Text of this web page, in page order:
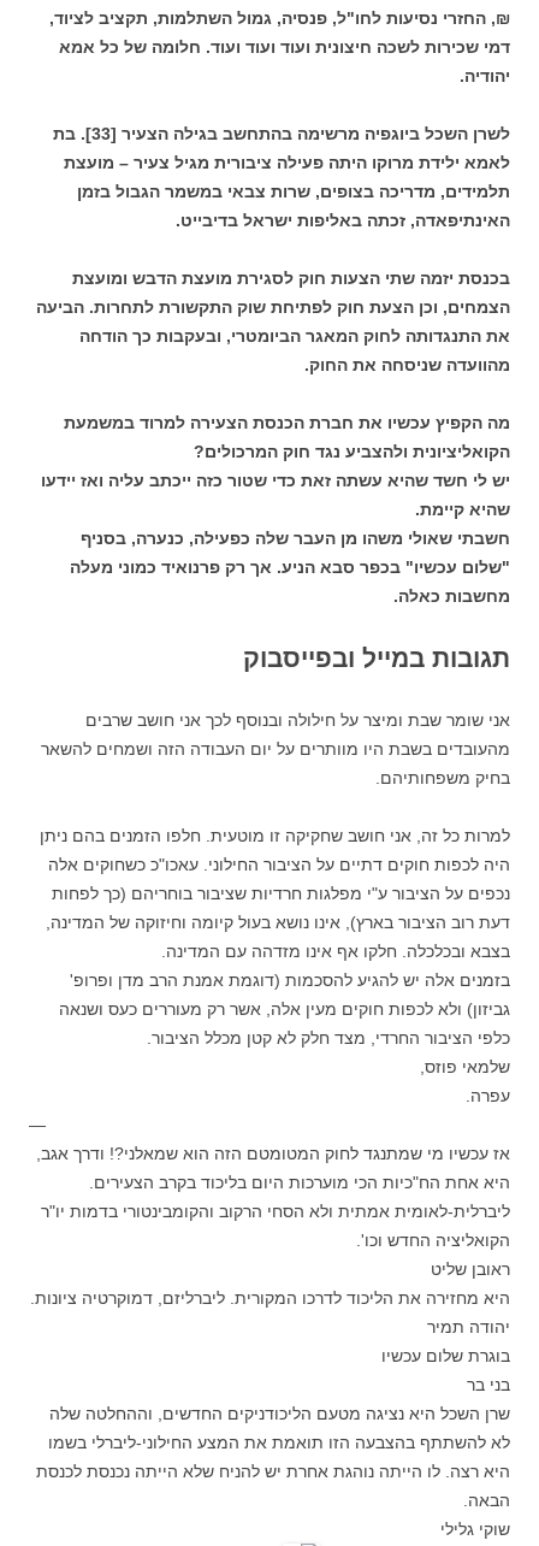
₪, החזרי נסיעות לחו"ל, פנסיה, גמול השתלמות, תקציב לציוד,
דמי שכירות לשכה חיצונית ועוד ועוד ועוד. חלומה של כל אמא
יהודיה.
לשרן השכל ביוגפיה מרשימה בהתחשב בגילה הצעיר [33]. בת
לאמא ילידת מרוקו היתה פעילה ציבורית מגיל צעיר – מועצת
תלמידים, מדריכה בצופים, שרות צבאי במשמר הגבול בזמן
האינתיפאדה, זכתה באליפות ישראל בדיבייט.
בכנסת יזמה שתי הצעות חוק לסגירת מועצת הדבש ומועצת
הצמחים, וכן הצעת חוק לפתיחת שוק התקשורת לתחרות. הביעה
את התנגדותה לחוק המאגר הביומטרי, ובעקבות כך הודחה
מהוועדה שניסחה את החוק.
מה הקפיץ עכשיו את חברת הכנסת הצעירה למרוד במשמעת
הקואליציונית ולהצביע נגד חוק המרכולים?
יש לי חשד שהיא עשתה זאת כדי שטור כזה ייכתב עליה ואז יידעו
שהיא קיימת.
חשבתי שאולי משהו מן העבר שלה כפעילה, כנערה, בסניף
"שלום עכשיו" בכפר סבא הניע. אך רק פרנואיד כמוני מעלה
מחשבות כאלה.
תגובות במייל ובפייסבוק
אני שומר שבת ומיצר על חילולה ובנוסף לכך אני חושב שרבים
מהעובדים בשבת היו מוותרים על יום העבודה הזה ושמחים להשאר
בחיק משפחותיהם.
למרות כל זה, אני חושב שחקיקה זו מוטעית. חלפו הזמנים בהם ניתן
היה לכפות חוקים דתיים על הציבור החילוני. עאכו"כ כשחוקים אלה
נכפים על הציבור ע"י מפלגות חרדיות שציבור בוחריהם (כך לפחות
דעת רוב הציבור בארץ), אינו נושא בעול קיומה וחיזוקה של המדינה,
בצבא ובכלכלה. חלקו אף אינו מזדהה עם המדינה.
בזמנים אלה יש להגיע להסכמות (דוגמת אמנת הרב מדן ופרופ'
גביזון) ולא לכפות חוקים מעין אלה, אשר רק מעוררים כעס ושנאה
כלפי הציבור החרדי, מצד חלק לא קטן מכלל הציבור.
שלמאי פוזס,
עפרה.
—
אז עכשיו מי שמתנגד לחוק המטומטם הזה הוא שמאלני?! ודרך אגב,
היא אחת הח"כיות הכי מוערכות היום בליכוד בקרב הצעירים.
ליברלית-לאומית אמתית ולא הסחי הרקוב והקומבינטורי בדמות יו"ר
הקואליציה החדש וכו'.
ראובן שליט
היא מחזירה את הליכוד לדרכו המקורית. ליברליזם, דמוקרטיה ציונות.
יהודה תמיר
בוגרת שלום עכשיו
בני בר
שרן השכל היא נציגה מטעם הליכודניקים החדשים, וההחלטה שלה
לא להשתתף בהצבעה הזו תואמת את המצע החילוני-ליברלי בשמו
היא רצה. לו הייתה נוהגת אחרת יש להניח שלא הייתה נכנסת לכנסת
הבאה.
שוקי גלילי